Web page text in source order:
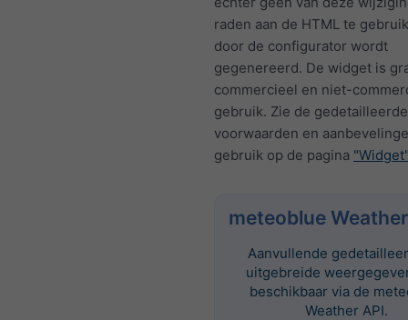
raden aan de HTML te
door de configurator wordt
gegenereerd. De widget is
commercieel en niet-
gebruik. Zie de gedetailleerde
voorwaarden en
gebruik op de pagina "Widget"
meteoblue
Aanvullende
uitgebreide
beschikbaar via de
Weather API.